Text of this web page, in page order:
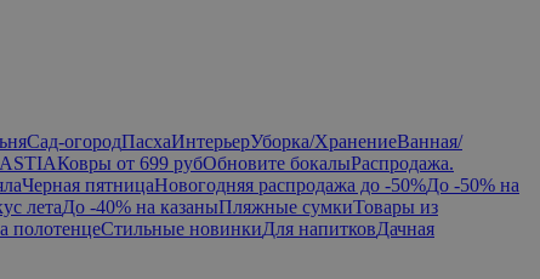
Сад-огородПасхаИнтерьерУборка/ХранениеВанная/
Ковры от 699 рубОбновите бокалыРаспродажа.
Черная пятницаНовогодняя распродажа до -50%До -50% на
летаДо -40% на казаныПляжные сумкиТовары из
полотенцеСтильные новинкиДля напитковДачная